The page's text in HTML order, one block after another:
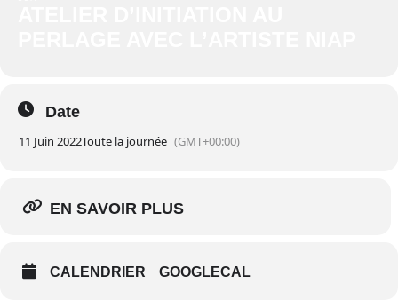
Date
11 Juin 2022Toute la journée (GMT+00:00)
EN SAVOIR PLUS
CALENDRIER GOOGLECAL